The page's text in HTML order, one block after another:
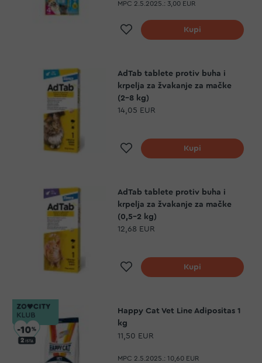
MPC 2.5.2025.: 3,00 EUR
Dodaj na listu želja
Kupi
AdTab tablete protiv buha i
krpelja za žvakanje za mačke
(2-8 kg)
14,05 EUR
Dodaj na listu želja
Kupi
AdTab tablete protiv buha i
krpelja za žvakanje za mačke
(0,5-2 kg)
12,68 EUR
Dodaj na listu želja
Kupi
Happy Cat Vet Line Adipositas 1
kg
11,50 EUR
MPC 2.5.2025.: 10,60 EUR